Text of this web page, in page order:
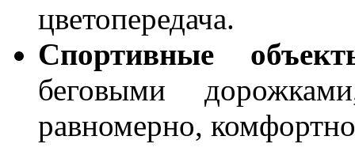
цветопередача.
Спортивные
беговыми
равномерно,